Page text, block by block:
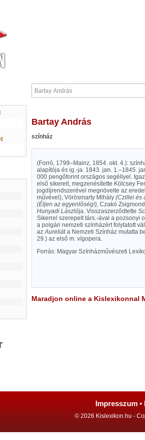
Bartay András
színház
(Forró, 1799–Mainz, 1854. okt. 4.):
alapítója és ig.-ja. 1843. jan. 1.–1845.
000 pengőforint országos segéllyel.
első sikereit, megzenésítette Kölcsey
jogdíjrendszerével megnövelte az
művével), Vörösmarty Mihály (Czillei és
(Éljen az egyenlőség!), Czakó Zsigmond
Hunyadi Lászlója. Visszaszerződtette
Sikerrel szerepelt társ.-ával a pozsonyi
a polgári nemzeti színházért folytatott
azAureliát a Nemzeti Színház mutatta
29.) az első m. vígopera.
Forrás: Magyar Színházművészeti
Maradjon online a Kislexikonnal
Impresszum •
© 2026 Kislexikon.hu -